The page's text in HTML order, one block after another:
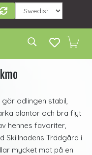
odlingen stabil,
plantor och bra flyt
hennes favoriter,
Skillnadens Trädgård i
mycket mat på en